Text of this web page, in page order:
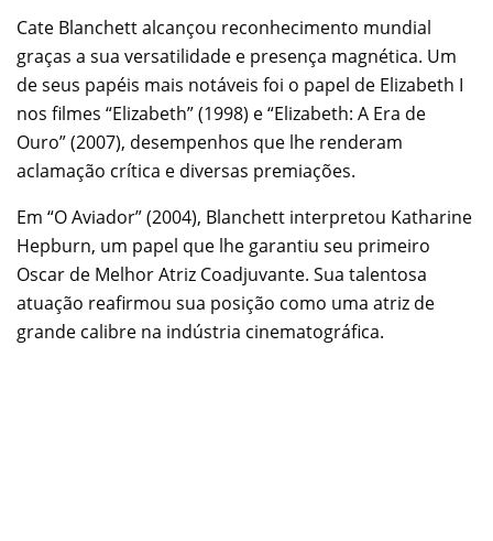
Cate Blanchett alcançou reconhecimento mundial
graças a sua versatilidade e presença magnética. Um
de seus papéis mais notáveis foi o papel de Elizabeth I
nos filmes “Elizabeth” (1998) e “Elizabeth: A Era de
Ouro” (2007), desempenhos que lhe renderam
aclamação crítica e diversas premiações.
Em “O Aviador” (2004), Blanchett interpretou Katharine
Hepburn, um papel que lhe garantiu seu primeiro
Oscar de Melhor Atriz Coadjuvante. Sua talentosa
atuação reafirmou sua posição como uma atriz de
grande calibre na indústria cinematográfica.